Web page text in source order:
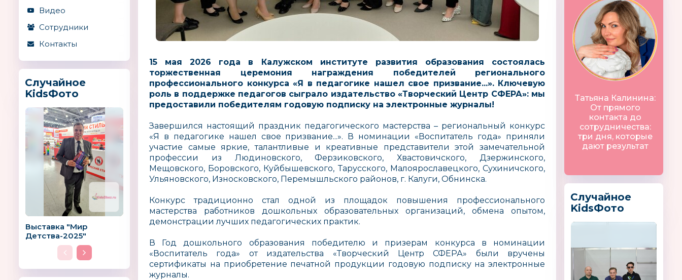
Видео
Сотрудники
Контакты
Случайное
KidsФото
Выставка "Мир
Детства-2025"
15 мая 2026 года в Калужском институте развития образования состоялась
торжественная церемония награждения победителей регионального
профессионального конкурса «Я в педагогике нашел свое призвание...». Ключевую
роль в поддержке педагогов сыграло издательство «Творческий Центр СФЕРА»: мы
предоставили победителям годовую подписку на электронные журналы!
Завершился настоящий праздник педагогического мастерства – региональный конкурс
«Я в педагогике нашел свое призвание...». В номинации «Воспитатель года» приняли
участие самые яркие, талантливые и креативные представители этой замечательной
профессии из Людиновского, Ферзиковского, Хвастовичского, Дзержинского,
Мещовского, Боровского, Куйбышевского, Тарусского, Малоярославецкого, Сухиничского,
Ульяновского, Износковского, Перемышльского районов, г. Калуги, Обнинска.
Конкурс традиционно стал одной из площадок повышения профессионального
мастерства работников дошкольных образовательных организаций, обмена опытом,
демонстрации лучших педагогических практик.
В Год дошкольного образования победителю и призерам конкурса в номинации
«Воспитатель года» от издательства «Творческий Центр СФЕРА» были вручены
сертификаты на приобретение печатной продукции годовую подписку на электронные
журналы.
Татьяна Калинина:
От прямого
контакта до
сотрудничества:
три дня, которые
дают результат
Случайное
KidsФото